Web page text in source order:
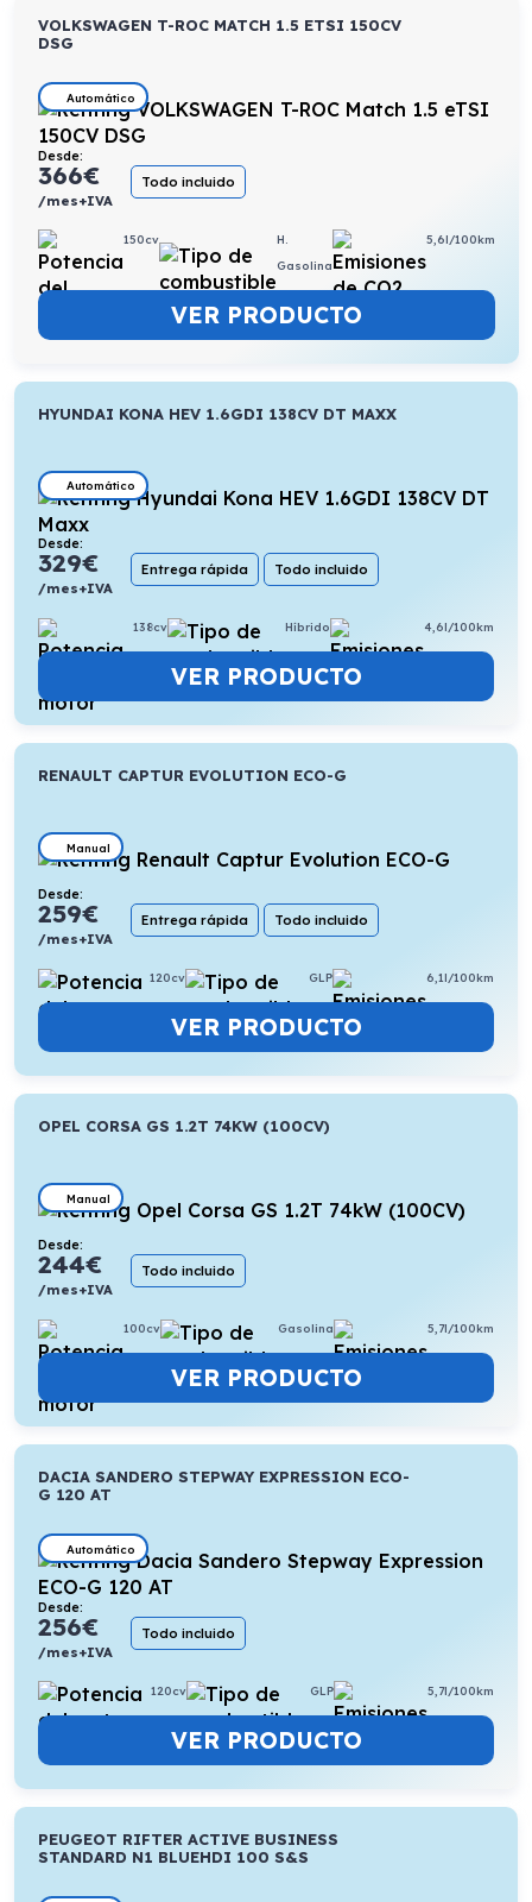
VOLKSWAGEN T-ROC MATCH 1.5 ETSI 150CV
DSG
Automático
Desde:
366€
/mes+IVA
Todo incluido
150cv
H.
Gasolina
5,6l/100km
VER PRODUCTO
HYUNDAI KONA HEV 1.6GDI 138CV DT MAXX
Automático
Desde:
329€
/mes+IVA
Entrega rápida Todo incluido
138cv Híbrido 4,6l/100km
VER PRODUCTO
RENAULT CAPTUR EVOLUTION ECO-G
Manual
Desde:
259€
/mes+IVA
Entrega rápida Todo incluido
120cv GLP 6,1l/100km
VER PRODUCTO
OPEL CORSA GS 1.2T 74KW (100CV)
Manual
Desde:
244€
/mes+IVA
Todo incluido
100cv Gasolina 5,7l/100km
VER PRODUCTO
DACIA SANDERO STEPWAY EXPRESSION ECO-
G 120 AT
Automático
Desde:
256€
/mes+IVA
Todo incluido
120cv GLP 5,7l/100km
VER PRODUCTO
PEUGEOT RIFTER ACTIVE BUSINESS
STANDARD N1 BLUEHDI 100 S&S